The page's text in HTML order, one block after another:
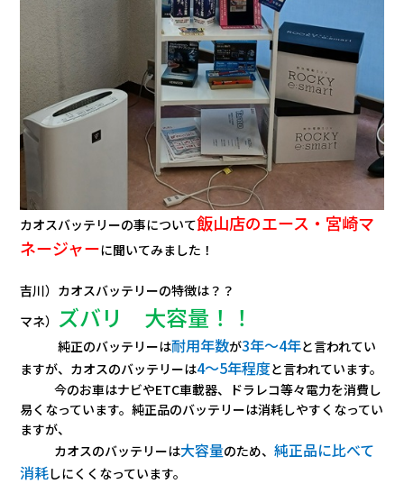
カオスバッテリーの事について飯山店のエース・宮崎マ
ネージャーに聞いてみました！
吉川）カオスバッテリーの特徴は？？
マネ） ズバリ 大容量！！
純正のバッテリーは耐用年数が3年～4年と言われてい
ますが、カオスのバッテリーは4～5年程度と言われています。
今のお車はナビやETC車載器、ドラレコ等々電力を消費し
易くなっています。純正品のバッテリーは消耗しやすくなってい
ますが、
カオスのバッテリーは大容量のため、純正品に比べて
消耗しにくくなっています。